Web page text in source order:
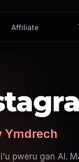
Affiliate
Ymdrech
pweru gan AI.